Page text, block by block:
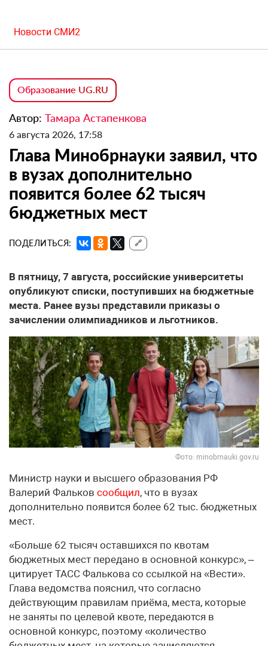
Новости СМИ2
Образование UG.RU
Автор: Тамара Астапенкова
6 августа 2026, 17:58
Глава Минобрнауки заявил, что
в вузах дополнительно
появится более 62 тысяч
бюджетных мест
ПОДЕЛИТЬСЯ: 🔗
В пятницу, 7 августа, российские университеты
опубликуют списки, поступивших на бюджетные
места. Ранее вузы представили приказы о
зачислении олимпиадников и льготников.
Фото: minobrnauki.gov.ru
Министр науки и высшего образования РФ
Валерий Фальков сообщил, что в вузах
дополнительно появится более 62 тыс. бюджетных
мест.
«Больше 62 тысяч оставшихся по квотам
бюджетных мест передано в основной конкурс», –
цитирует ТАСС Фалькова со ссылкой на «Вести».
Глава ведомства пояснил, что согласно
действующим правилам приёма, места, которые
не заняты по целевой квоте, передаются в
основной конкурс, поэтому «количество